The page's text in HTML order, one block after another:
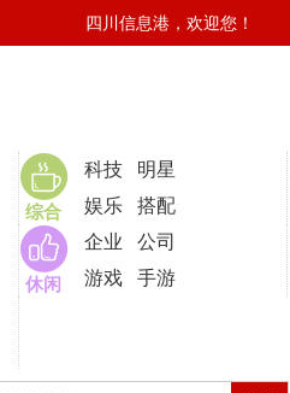
四川信息港，欢迎您！
综合
科技
明星
娱乐
搭配
休闲
企业
公司
游戏
手游